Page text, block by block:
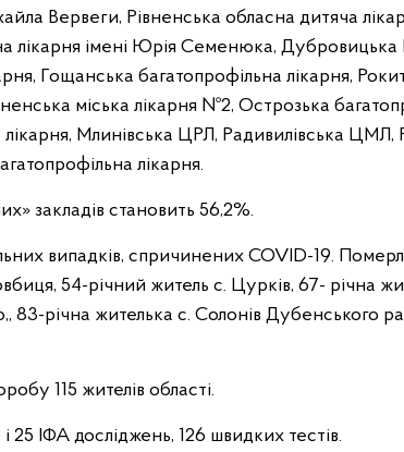
Вервеги, Рівненська обласна дитяча
лікарня імені Юрія Семенюка,
Гощанська багатопрофільна лікарня,
міська лікарня №2, Острозька
Млинівська ЦРЛ, Радивилівська ЦМЛ,
лікарня.
закладів становить 56,2%.
випадків, спричинених COVID-19.
54-річний житель с. Цурків, 67- річна
83-річна жителька с. Солонів Дубенського
115 жителів області.
ІФА досліджень, 126 швидких тестів.